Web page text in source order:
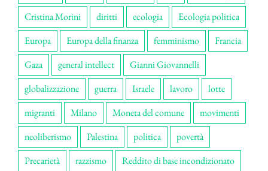
Cristina Morini
diritti ecologia
Ecologia politica
Europa
Europa della finanza femminismo
Francia
Gaza
general intellect
Gianni Giovannelli
globalizzazione
guerra Israele lavoro
lotte
migranti
Milano Moneta del comune
movimenti
neoliberismo
Palestina politica
povertà
Precarietà
razzismo Reddito di base incondizionato